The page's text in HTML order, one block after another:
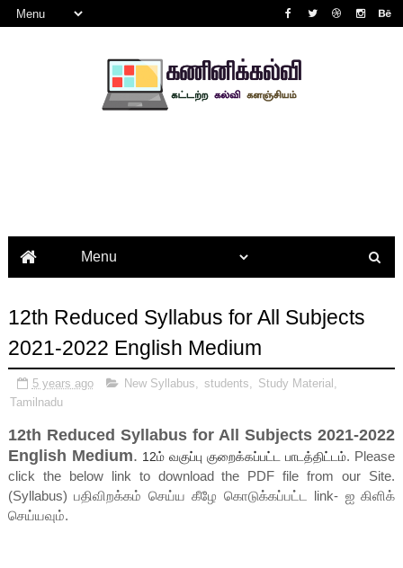
12th Reduced Syllabus for All Subjects
2021-2022 English Medium
5 years ago New Syllabus students Study Material
Tamilnadu
12th Reduced Syllabus for All Subjects 2021-2022
English Medium. 12ம் வகுப்பு குறைக்கப்பட்ட பாடத்திட்டம். Please
click the below link to download the PDF file from our Site.
(Syllabus) பதிவிறக்கம் செய்ய கீழே கொடுக்கப்பட்ட link- ஐ கிளிக்
செய்யவும்.